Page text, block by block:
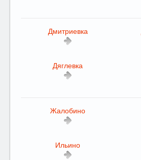
Дмитриевка
Дяглевка
Жалобино
Ильино